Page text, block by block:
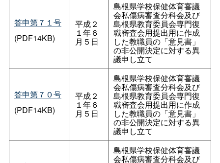
答申第７１号
(PDF14KB)
平成２
１年６
月５日
島根県学校保健体育審議
会私傷病審査分科会及び
島根県教育委員会専門復
職審査会用提出用に作成
した教職員の「意見書」
の非公開決定に対する異
議申し立て
答申第７０号
(PDF14KB)
平成２
１年６
月５日
島根県学校保健体育審議
会私傷病審査分科会及び
島根県教育委員会専門復
職審査会用提出用に作成
した教職員の「意見書」
の非公開決定に対する異
議申し立て
島根県学校保健体育審議
会私傷病審査分科会及び